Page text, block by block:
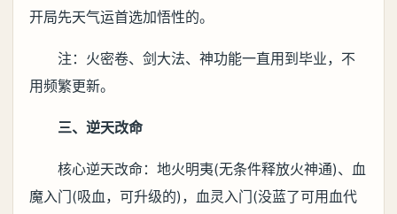
开局先天气运首选加悟性的。
注：火密卷、剑大法、神功能一直用到毕业，不
用频繁更新。
三、逆天改命
核心逆天改命：地火明夷(无条件释放火神通)、血
魔入门(吸血，可升级的)，血灵入门(没蓝了可用血代